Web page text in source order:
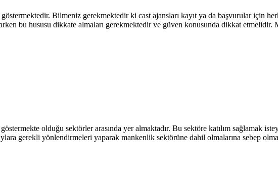
Bilmeniz gerekmektedir ki cast ajansları kayıt ya da başvurular için
bu hususu dikkate almaları gerekmektedir ve güven konusunda dikkat
olduğu sektörler arasında yer almaktadır. Bu sektöre katılım sağlamak
gerekli yönlendirmeleri yaparak mankenlik sektörüne dahil olmalarına sebep